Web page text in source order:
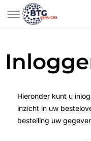
Hieronder kunt u
inzicht in uw
bestelling uw